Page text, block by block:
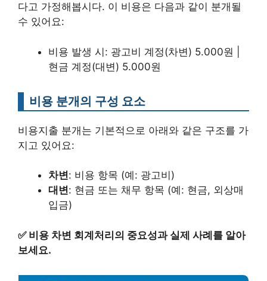
다고 가정해봅시다. 이 비용은 다음과 같이 분개될
수 있어요:
비용 발생 시: 광고비 계정(차변) 5.000원 |
현금 계정(대변) 5.000원
비용 분개의 구성 요소
비용지출 분개는 기본적으로 아래와 같은 구조를 가
지고 있어요:
차변: 비용 항목 (예: 광고비)
대변: 현금 또는 채무 항목 (예: 현금, 외상매
입금)
✅ 비용 차변 회계처리의 중요성과 실제 사례를 알아
보세요.